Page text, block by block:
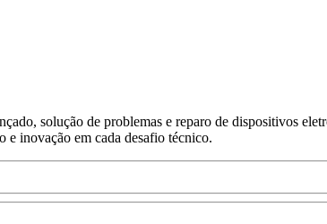
solução de problemas e reparo de dispositivos
e inovação em cada desafio técnico.